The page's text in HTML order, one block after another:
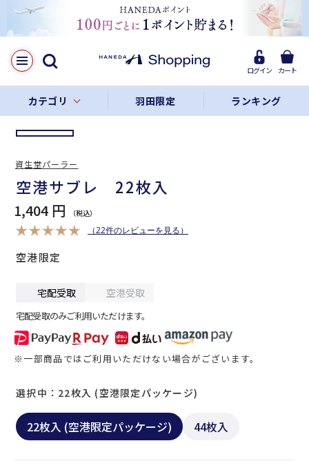
ログイン カート
カテゴリ 羽田限定 ランキング
LINE
Facebook
リンクをコピー
空港サブレ 22枚入
空港限定
1,404 円
（22件のレビューを見る）
宅配受取 空港受取
宅配受取のみご利用いただけます。
※一部商品ではご利用いただけない場合がございます。
22枚入 (空港限定パッケージ) 44枚入
選択中：22枚入 (空港限定パッケージ)
資生堂パーラー